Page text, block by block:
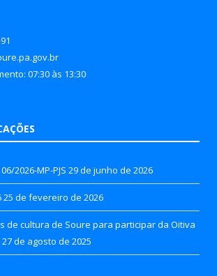
07:30 às 13:30
2026-MP-PJS 29 de junho de 2026
25 de fevereiro de 2026
de cultura de Soure para participar da Oitiva
27 de agosto de 2025